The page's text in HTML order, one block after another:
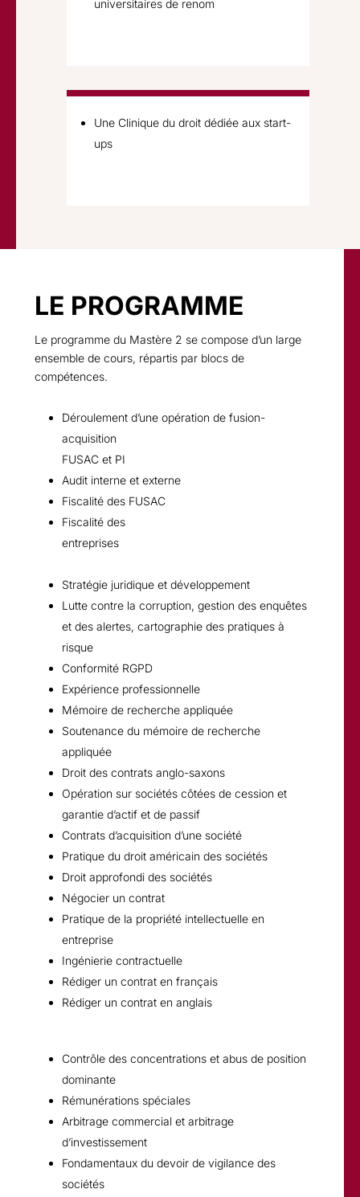
universitaires de renom
Une Clinique du droit dédiée aux start-
ups
LE PROGRAMME
Le programme du Mastère 2 se compose d’un large
ensemble de cours, répartis par blocs de
compétences.
Déroulement d’une opération de fusion-
acquisition
FUSAC et PI
Audit interne et externe
Fiscalité des FUSAC
Fiscalité des
entreprises
Stratégie juridique et développement
Lutte contre la corruption, gestion des enquêtes
et des alertes, cartographie des pratiques à
risque
Conformité RGPD
Expérience professionnelle
Mémoire de recherche appliquée
Soutenance du mémoire de recherche
appliquée
Droit des contrats anglo-saxons
Opération sur sociétés côtées de cession et
garantie d’actif et de passif
Contrats d’acquisition d’une société
Pratique du droit américain des sociétés
Droit approfondi des sociétés
Négocier un contrat
Pratique de la propriété intellectuelle en
entreprise
Ingénierie contractuelle
Rédiger un contrat en français
Rédiger un contrat en anglais
Contrôle des concentrations et abus de position
dominante
Rémunérations spéciales
Arbitrage commercial et arbitrage
d’investissement
Fondamentaux du devoir de vigilance des
sociétés